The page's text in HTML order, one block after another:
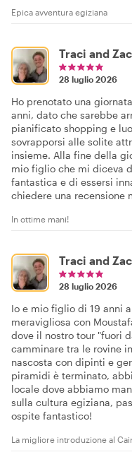
Epica avventura egiziana
Traci and
28 luglio 2026
Ho prenotato una
anni, dato che sarebbe
pianificato shopping e
sovrapporsi alle solite
insieme. Alla fine della
mio figlio che mi diceva
fantastica e di essersi
chiedere una recensione
In ottime mani!
Traci and
28 luglio 2026
Io e mio figlio di 19 anni
meravigliosa con
dove il nostro tour "fuori
camminare tra le rovine
nascosta con dipinti e
piramidi è terminato,
locale dove abbiamo
sulla cultura egiziana,
ospite fantastico!
La migliore introduzione al